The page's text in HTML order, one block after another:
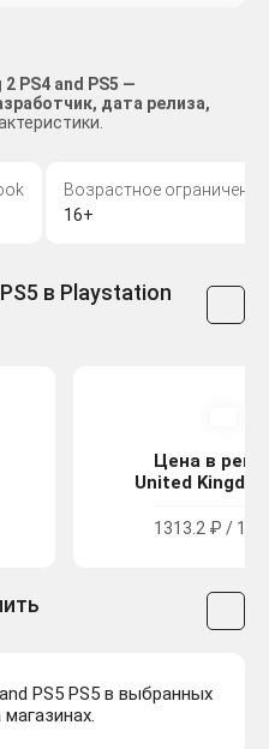
PS4 and PS5 —
дата релиза,
Возрастное ограничение
16+
в Playstation
Цена в
United
1313.2 ₽ /
PS5 PS5 в выбранных